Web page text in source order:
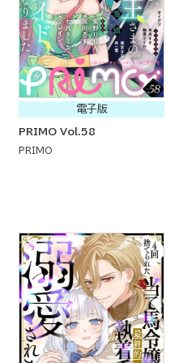
電子版
PRIMO Vol.58
PRIMO